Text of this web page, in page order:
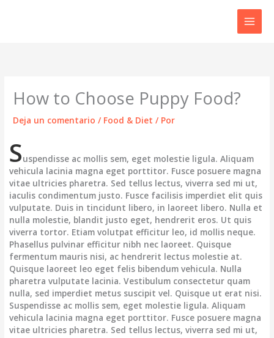
How to Choose Puppy Food?
Deja un comentario / Food & Diet / Por
Suspendisse ac mollis sem, eget molestie ligula. Aliquam
vehicula lacinia magna eget porttitor. Fusce posuere magna
vitae ultricies pharetra. Sed tellus lectus, viverra sed mi ut,
iaculis condimentum justo. Fusce facilisis imperdiet elit quis
vulputate. Duis in tincidunt libero, in laoreet libero. Nulla et
nulla molestie, blandit justo eget, hendrerit eros. Ut quis
viverra tortor. Etiam volutpat efficitur leo, id mollis neque.
Phasellus pulvinar efficitur nibh nec laoreet. Quisque
fermentum mauris nisi, ac hendrerit lectus molestie at.
Quisque laoreet leo eget felis bibendum vehicula. Nulla
pharetra vulputate lacinia. Vestibulum consectetur quam
nulla, sed imperdiet metus suscipit vel. Quisque ut erat nisi.
Suspendisse ac mollis sem, eget molestie ligula. Aliquam
vehicula lacinia magna eget porttitor. Fusce posuere magna
vitae ultricies pharetra. Sed tellus lectus, viverra sed mi ut,